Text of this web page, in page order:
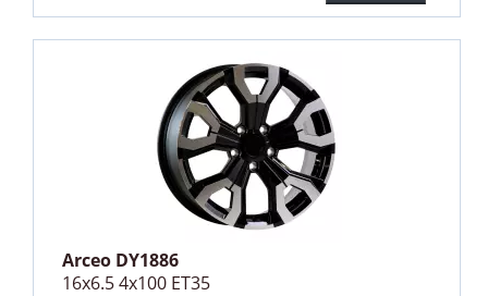
Arceo DY1886
16x6.5 4x100 ET35